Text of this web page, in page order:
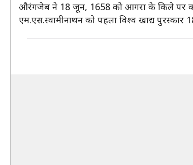
औरंगजेब ने 18 जून, 1658 को आगरा के किले पर
एम.एस.स्वामीनाथन को पहला विश्व खाद्य पुरस्कार